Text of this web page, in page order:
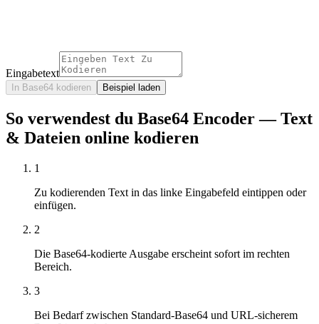
Eingabetext
In Base64 kodieren Beispiel laden
So verwendest du Base64 Encoder — Text
& Dateien online kodieren
1
Zu kodierenden Text in das linke Eingabefeld eintippen oder
einfügen.
2
Die Base64-kodierte Ausgabe erscheint sofort im rechten
Bereich.
3
Bei Bedarf zwischen Standard-Base64 und URL-sicherem